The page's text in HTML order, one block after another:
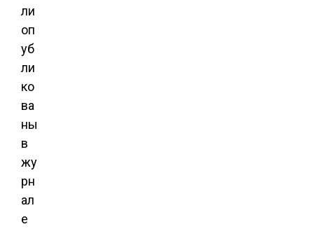
ли
оп
уб
ли
ко
ва
ны
в
жу
рн
ал
е